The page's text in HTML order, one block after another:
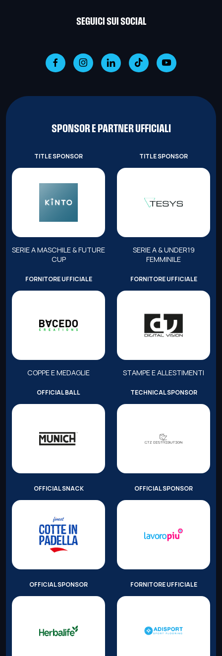
SEGUICI SUI SOCIAL
SPONSOR E PARTNER UFFICIALI
TITLE SPONSOR
SERIE A MASCHILE & FUTURE
CUP
TITLE SPONSOR
SERIE A & UNDER19
FEMMINILE
FORNITORE UFFICIALE
COPPE E MEDAGLIE
FORNITORE UFFICIALE
STAMPE E ALLESTIMENTI
OFFICIAL BALL TECHNICAL SPONSOR
OFFICIAL SNACK OFFICIAL SPONSOR
OFFICIAL SPONSOR FORNITORE UFFICIALE